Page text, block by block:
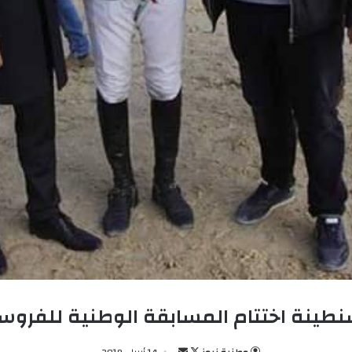
اختتام المسابقة الوطنية